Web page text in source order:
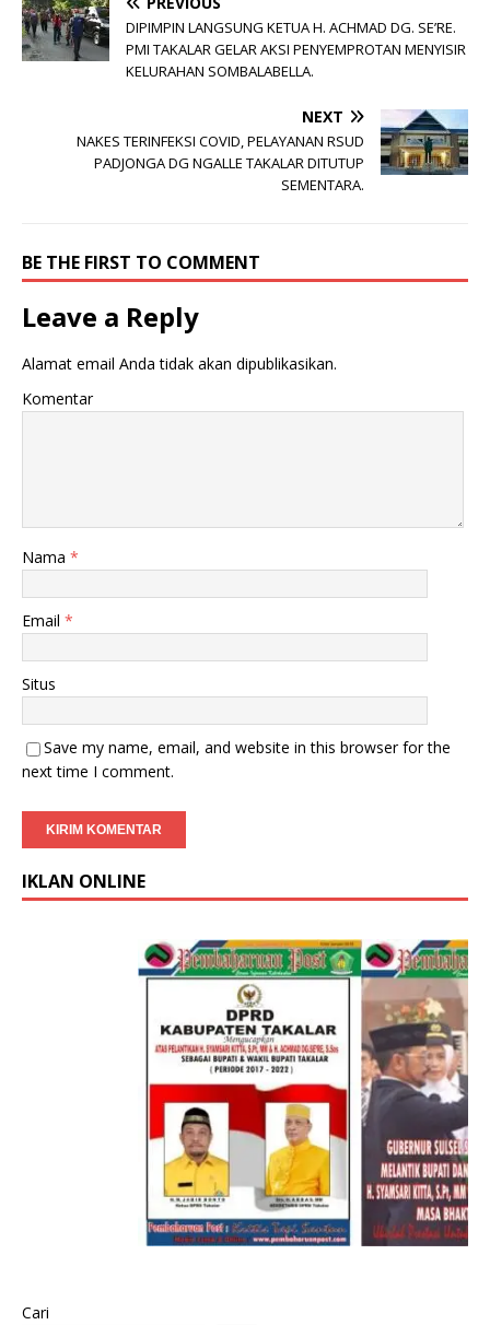
DIPIMPIN LANGSUNG KETUA H. ACHMAD DG. SE’RE.
PMI TAKALAR GELAR AKSI PENYEMPROTAN MENYISIR
KELURAHAN SOMBALABELLA.
NEXT
NAKES TERINFEKSI COVID, PELAYANAN RSUD
PADJONGA DG NGALLE TAKALAR DITUTUP
SEMENTARA.
BE THE FIRST TO COMMENT
Leave a Reply
Alamat email Anda tidak akan dipublikasikan.
Komentar
Nama *
Email *
Situs
Save my name, email, and website in this browser for the
next time I comment.
IKLAN ONLINE
Cari